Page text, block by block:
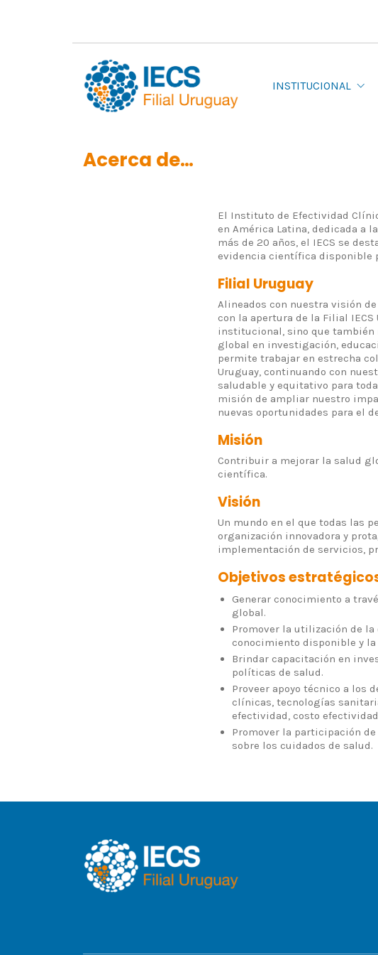
INSTITUCIONAL
Acerca de…
El Instituto de Efectividad
en América Latina, dedicada a
más de 20 años, el IECS se
evidencia científica disponible
Filial Uruguay
Alineados con nuestra visión
con la apertura de la Filial
institucional, sino que también
global en investigación,
permite trabajar en estrecha
Uruguay, continuando con
saludable y equitativo para
misión de ampliar nuestro
nuevas oportunidades para el
Misión
Contribuir a mejorar la salud
científica.
Visión
Un mundo en el que todas las
organización innovadora y
implementación de servicios,
Objetivos
Generar conocimiento a
global.
Promover la utilización de
conocimiento disponible y
Brindar capacitación en
políticas de salud.
Proveer apoyo técnico a los
clínicas, tecnologías
efectividad, costo
Promover la participación
sobre los cuidados de salud.